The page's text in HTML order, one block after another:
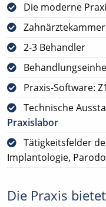
Die moderne
2-3 Behandler
Praxis-Software: Z1
Technische
Praxislabor
Tätigkeitsfelder
Implantologie,
Die Praxis